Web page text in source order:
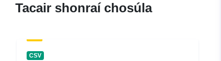
Tacair shonraí chosúla
CSV